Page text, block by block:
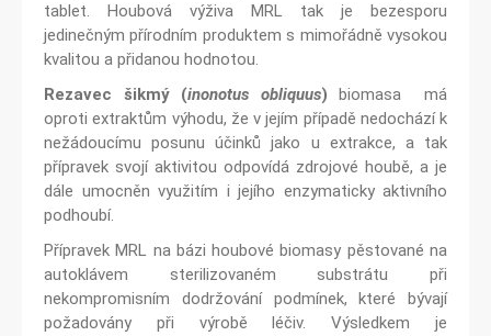
tablet. Houbová výživa MRL tak je bezesporu
jedinečným přírodním produktem s mimořádně vysokou
kvalitou a přidanou hodnotou.
Rezavec šikmý (inonotus obliquus) biomasa má
oproti extraktům výhodu, že v jejím případě nedochází k
nežádoucímu posunu účinků jako u extrakce, a tak
přípravek svojí aktivitou odpovídá zdrojové houbě, a je
dále umocněn využitím i jejího enzymaticky aktivního
podhoubí.
Přípravek MRL na bázi houbové biomasy pěstované na
autoklávem sterilizovaném substrátu při
nekompromisním dodržování podmínek, které bývají
požadovány při výrobě léčiv. Výsledkem je